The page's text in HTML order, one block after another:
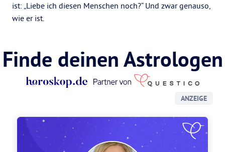
ist: „Liebe ich diesen Menschen noch?“ Und zwar genauso,
wie er ist.
Finde deinen Astrologen
ANZEIGE